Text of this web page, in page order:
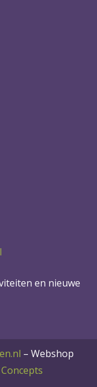
en nieuwe
– Webshop
Concepts